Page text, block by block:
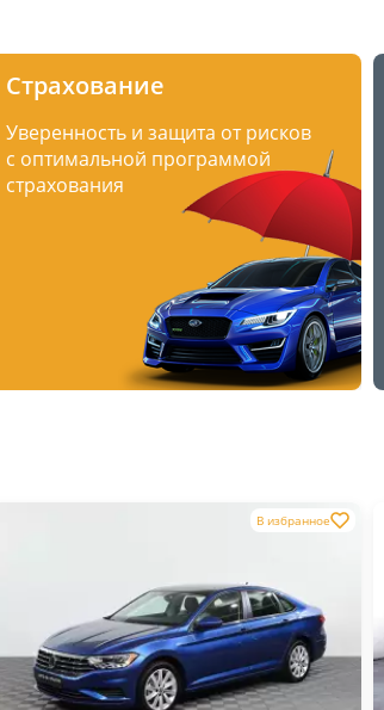
Страхование
Уверенность и защита от рисков
с оптимальной программой
страхования
В избранное